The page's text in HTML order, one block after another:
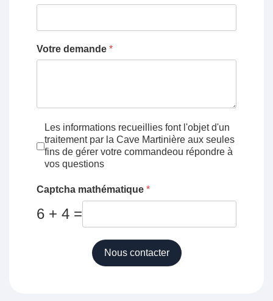
Votre demande *
Conditions d'utilisation*
Les informations recueillies font l'objet d'un
traitement par la Cave Martinière aux seules
fins de gérer votre commandeou répondre à
vos questions
Captcha mathématique *
6 + 4 =
Nous contacter